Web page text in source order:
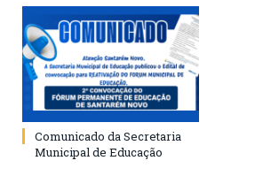
Comunicado da Secretaria
Municipal de Educação